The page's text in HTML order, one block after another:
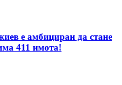
е амбициран да стане
411 имота!